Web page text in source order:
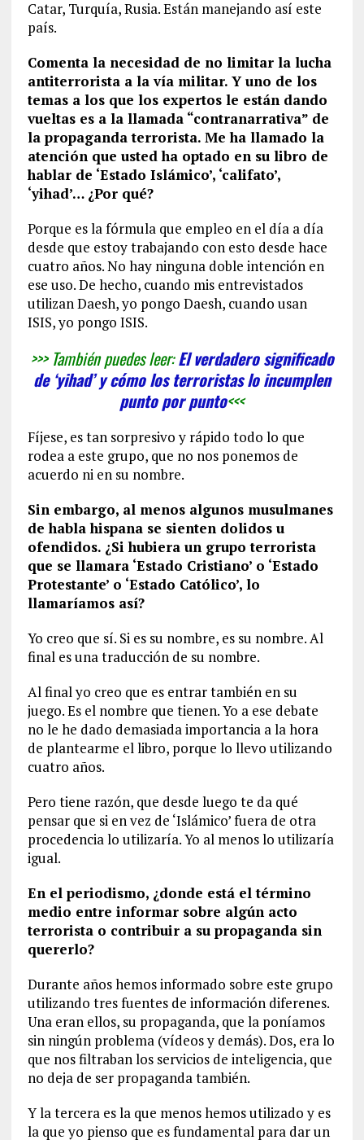
Catar, Turquía, Rusia. Están manejando así este
país.
Comenta la necesidad de no limitar la lucha
antiterrorista a la vía militar. Y uno de los
temas a los que los expertos le están dando
vueltas es a la llamada “contranarrativa” de
la propaganda terrorista. Me ha llamado la
atención que usted ha optado en su libro de
hablar de ‘Estado Islámico’, ‘califato’,
‘yihad’… ¿Por qué?
Porque es la fórmula que empleo en el día a día
desde que estoy trabajando con esto desde hace
cuatro años. No hay ninguna doble intención en
ese uso. De hecho, cuando mis entrevistados
utilizan Daesh, yo pongo Daesh, cuando usan
ISIS, yo pongo ISIS.
>>> También puedes leer:El verdadero significado
de ‘yihad’ y cómo los terroristas lo incumplen
punto por punto<<<
Fíjese, es tan sorpresivo y rápido todo lo que
rodea a este grupo, que no nos ponemos de
acuerdo ni en su nombre.
Sin embargo, al menos algunos musulmanes
de habla hispana se sienten dolidos u
ofendidos. ¿Si hubiera un grupo terrorista
que se llamara ‘Estado Cristiano’ o ‘Estado
Protestante’ o ‘Estado Católico’, lo
llamaríamos así?
Yo creo que sí. Si es su nombre, es su nombre. Al
final es una traducción de su nombre.
Al final yo creo que es entrar también en su
juego. Es el nombre que tienen. Yo a ese debate
no le he dado demasiada importancia a la hora
de plantearme el libro, porque lo llevo utilizando
cuatro años.
Pero tiene razón, que desde luego te da qué
pensar que si en vez de ‘Islámico’ fuera de otra
procedencia lo utilizaría. Yo al menos lo utilizaría
igual.
En el periodismo, ¿donde está el término
medio entre informar sobre algún acto
terrorista o contribuir a su propaganda sin
quererlo?
Durante años hemos informado sobre este grupo
utilizando tres fuentes de información diferenes.
Una eran ellos, su propaganda, que la poníamos
sin ningún problema (vídeos y demás). Dos, era lo
que nos filtraban los servicios de inteligencia, que
no deja de ser propaganda también.
Y la tercera es la que menos hemos utilizado y es
la que yo pienso que es fundamental para dar un